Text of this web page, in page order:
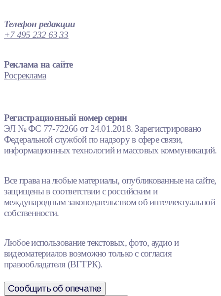
Телефон редакции
+7 495 232 63 33
Реклама на сайте
Росреклама
Регистрационный номер серии
ЭЛ № ФС 77-72266 от 24.01.2018. Зарегистрировано
Федеральной службой по надзору в сфере связи,
информационных технологий и массовых коммуникаций.
Все права на любые материалы, опубликованные на сайте,
защищены в соответствии с российским и
международным законодательством об интеллектуальной
собственности.
Любое использование текстовых, фото, аудио и
видеоматериалов возможно только с согласия
правообладателя (ВГТРК).
Сообщить об опечатке